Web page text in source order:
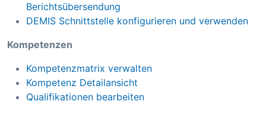
Berichtsübersendung
DEMIS Schnittstelle konfigurieren und verwenden
Kompetenzen
Kompetenzmatrix verwalten
Kompetenz Detailansicht
Qualifikationen bearbeiten